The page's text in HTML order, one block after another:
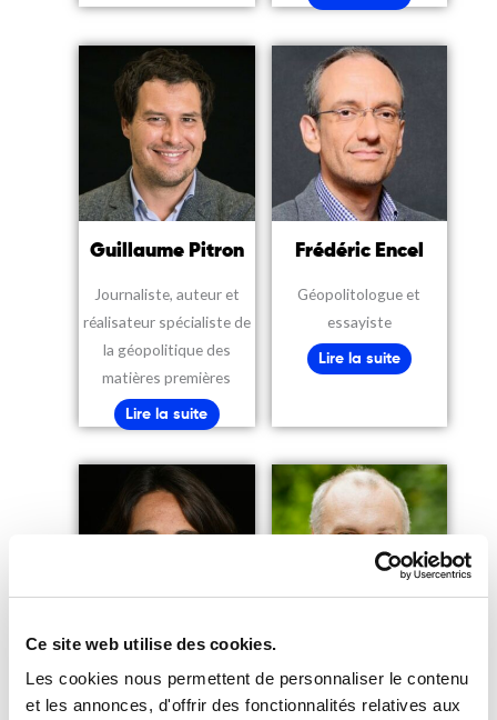
Ce site web utilise des cookies.
Les cookies nous permettent de personnaliser le contenu
et les annonces, d'offrir des fonctionnalités relatives aux
Guillaume Pitron
Journaliste, auteur et
réalisateur spécialiste de
la géopolitique des
matières premières
Lire la suite
Frédéric Encel
Géopolitologue et
essayiste
Lire la suite
Sophie Lorant
Présidente exécutive de
François Gemenne
Chercheur, Membre du